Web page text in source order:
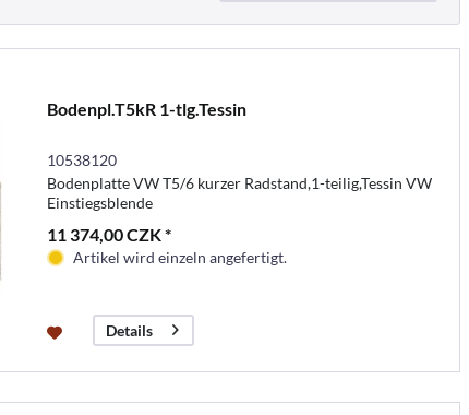
Bodenpl.T5kR 1-tlg.Tessin
10538120
Bodenplatte VW T5/6 kurzer Radstand,1-teilig,Tessin VW
Einstiegsblende
11 374,00 CZK *
Artikel wird einzeln angefertigt.
Details